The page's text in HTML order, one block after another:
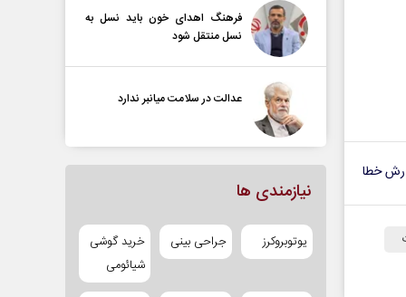
خطا
فرهنگ اهدای خون باید نسل به
نسل منتقل شود
عدالت در سلامت میانبر ندارد
نیازمندی ها
یوتوبروکرز جراحی بینی
خرید گوشی
شیائومی